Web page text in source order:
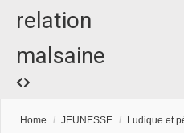
relation
malsaine
Home / JEUNESSE / Ludique et